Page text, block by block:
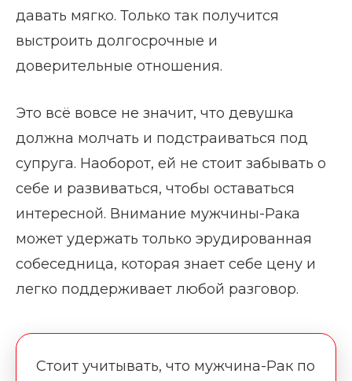
давать мягко. Только так получится
выстроить долгосрочные и
доверительные отношения.
Это всё вовсе не значит, что девушка
должна молчать и подстраиваться под
супруга. Наоборот, ей не стоит забывать о
себе и развиваться, чтобы оставаться
интересной. Внимание мужчины-Рака
может удержать только эрудированная
собеседница, которая знает себе цену и
легко поддерживает любой разговор.
Стоит учитывать, что мужчина-Рак по